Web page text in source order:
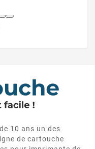
10 ans un des
de cartouche